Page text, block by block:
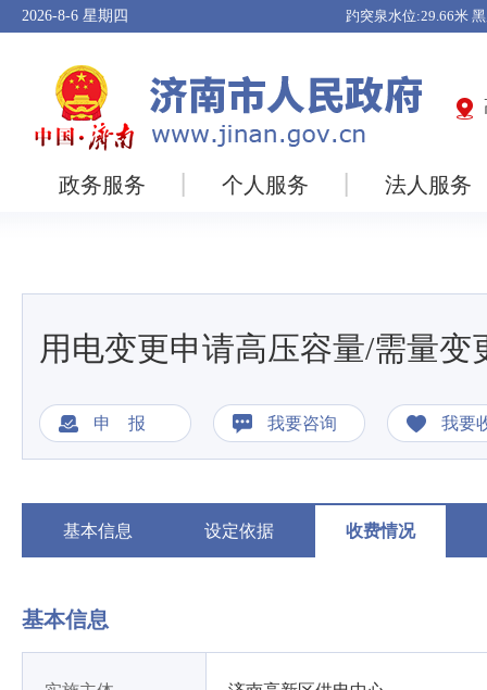
2026-8-6 星期四
政务服务 个人服务 法人服务
用电变更申请高压容量/需量变
申 报 我要咨询 我要
基本信息 设定依据 收费情况
基本信息